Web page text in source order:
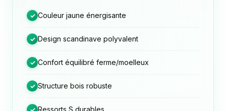
✓ Couleur jaune énergisante
✓ Design scandinave polyvalent
✓ Confort équilibré ferme/moelleux
✓ Structure bois robuste
Ressorts S durables